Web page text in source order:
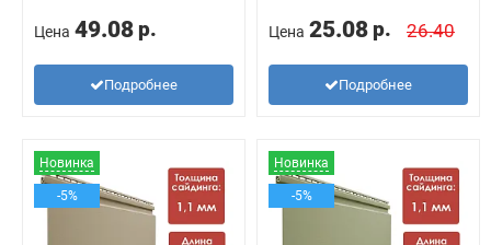
Цена 49.08 р.
Подробнее
Цена 25.08 р. 26.40
Подробнее
Новинка
-5%
Новинка
-5%